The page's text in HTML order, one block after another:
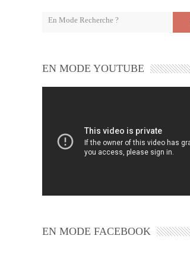
EN MODE YOUTUBE
EN MODE FACEBOOK